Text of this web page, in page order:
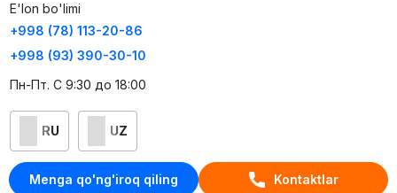
Menga qo'ng'iroq qiling Kontaktlar
E'lon bo'limi
+998 (78) 113-20-86
+998 (93) 390-30-10
Пн-Пт. С 9:30 до 18:00
RU UZ
Kontaktlar